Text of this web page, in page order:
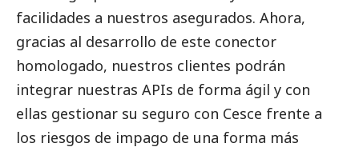
facilidades a nuestros asegurados. Ahora,
gracias al desarrollo de este conector
homologado, nuestros clientes podrán
integrar nuestras APIs de forma ágil y con
ellas gestionar su seguro con Cesce frente a
los riesgos de impago de una forma más